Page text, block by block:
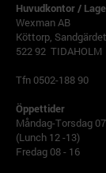
Huvudkontor /
Wexman AB
Köttorp, Sandgärdet
522 92 TIDAHOLM
Tfn 0502-188 90
Öppettider
Måndag-Torsdag
(Lunch 12 -13)
Fredag 08 - 16